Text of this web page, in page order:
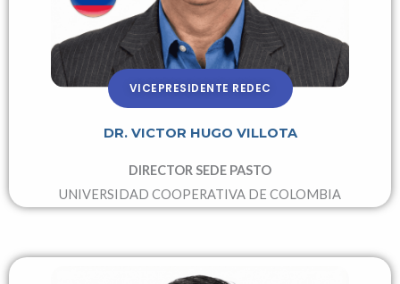
VICEPRESIDENTE REDEC
DR. VICTOR HUGO VILLOTA
DIRECTOR SEDE PASTO
UNIVERSIDAD COOPERATIVA DE COLOMBIA